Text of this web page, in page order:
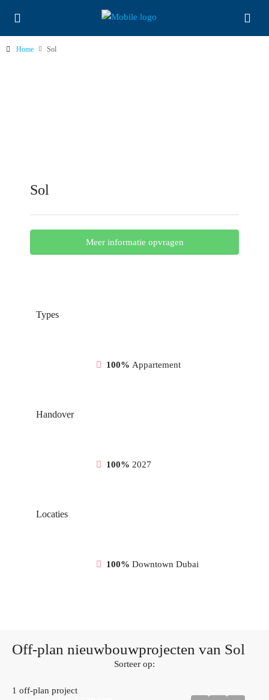
Home Sol
Sol
Meer informatie opvragen
Types
100% Appartement
Handover
100% 2027
Locaties
100% Downtown Dubai
Off-plan nieuwbouwprojecten van Sol
1 off-plan project
Sorteer op: